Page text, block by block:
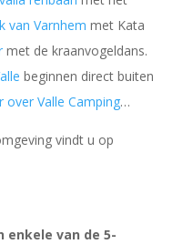
van Varnhem met Kata
met de kraanvogeldans.
beginnen direct buiten
over Valle Camping…
vindt u op
enkele van de 5-